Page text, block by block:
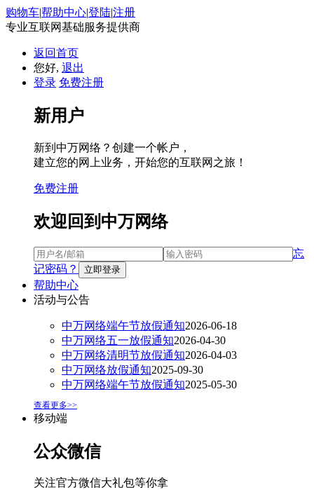
购物车|帮助中心|登陆|注册
专业互联网基础服务提供商
返回首页
您好, 退出
登录 免费注册
新用户
新到中万网络？创建一个帐户，
建立您的网上业务，开始您的互联网之旅！
免费注册
欢迎回到中万网络
忘
记密码？
帮助中心
活动与公告
中万网络端午节放假通知2026-06-18
中万网络五一放假通知2026-04-30
中万网络清明节放假通知2026-04-03
中万网络放假通知2025-09-30
中万网络端午节放假通知2025-05-30
查看更多>>
移动端
公众微信
关注官方微信大礼包等你拿